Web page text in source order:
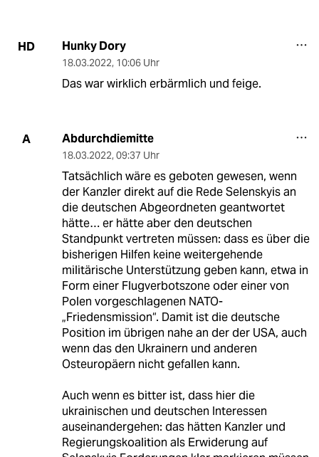
HD Hunky Dory
18.03.2022, 10:06 Uhr
Das war wirklich erbärmlich und feige.
A Abdurchdiemitte
18.03.2022, 09:37 Uhr
Tatsächlich wäre es geboten gewesen, wenn
der Kanzler direkt auf die Rede Selenskyis an
die deutschen Abgeordneten geantwortet
hätte… er hätte aber den deutschen
Standpunkt vertreten müssen: dass es über die
bisherigen Hilfen keine weitergehende
militärische Unterstützung geben kann, etwa in
Form einer Flugverbotszone oder einer von
Polen vorgeschlagenen NATO-
„Friedensmission“. Damit ist die deutsche
Position im übrigen nahe an der der USA, auch
wenn das den Ukrainern und anderen
Osteuropäern nicht gefallen kann.
Auch wenn es bitter ist, dass hier die
ukrainischen und deutschen Interessen
auseinandergehen: das hätten Kanzler und
Regierungskoalition als Erwiderung auf